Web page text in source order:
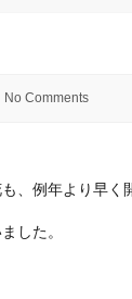
No Comments
、例年より早く
した。